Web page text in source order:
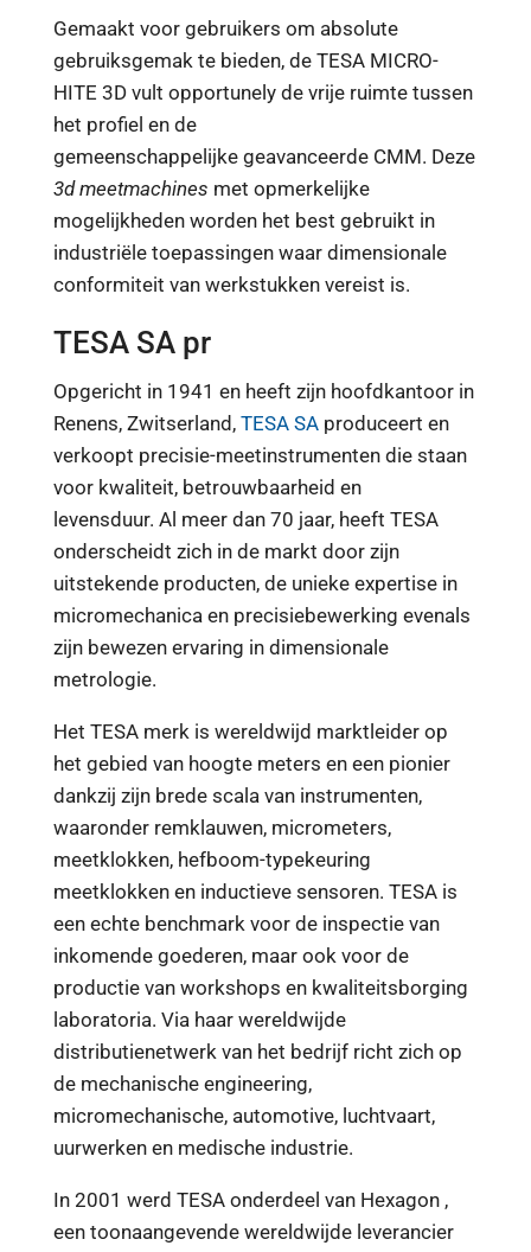
Gemaakt voor gebruikers om absolute
gebruiksgemak te bieden, de TESA MICRO-
HITE 3D vult opportunely de vrije ruimte tussen
het profiel en de
gemeenschappelijke geavanceerde CMM. Deze
3d meetmachines met opmerkelijke
mogelijkheden worden het best gebruikt in
industriële toepassingen waar dimensionale
conformiteit van werkstukken vereist is.
TESA SA pr
Opgericht in 1941 en heeft zijn hoofdkantoor in
Renens, Zwitserland, TESA SA produceert en
verkoopt precisie-meetinstrumenten die staan ​​
voor kwaliteit, betrouwbaarheid en
levensduur. Al meer dan 70 jaar, heeft TESA
onderscheidt zich in de markt door zijn
uitstekende producten, de unieke expertise in
micromechanica en precisiebewerking evenals
zijn bewezen ervaring in dimensionale
metrologie.
Het TESA merk is wereldwijd marktleider op
het gebied van hoogte meters en een pionier
dankzij zijn brede scala van instrumenten,
waaronder remklauwen, micrometers,
meetklokken, hefboom-typekeuring
meetklokken en inductieve sensoren. TESA is
een echte benchmark voor de inspectie van
inkomende goederen, maar ook voor de
productie van workshops en kwaliteitsborging
laboratoria. Via haar wereldwijde
distributienetwerk van het bedrijf richt zich op
de mechanische engineering,
micromechanische, automotive, luchtvaart,
uurwerken en medische industrie.
In 2001 werd TESA onderdeel van Hexagon ,
een toonaangevende wereldwijde leverancier